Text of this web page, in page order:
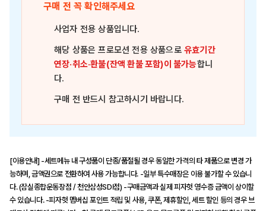
구매 전 꼭 확인해주세요
사업자 전용 상품입니다.
해당 상품은프로모션 전용 상품으로유효기간
연장·취소·환불(잔액 환불 포함)이 불가능합니
다.
구매 전 반드시 참고하시기 바랍니다.
[이용안내] -세트메뉴 내 구성품이 단종/품절될 경우 동일한 가격의 타 제품으로 변경 가
능하며, 금액권으로 전환하여 사용 가능합니다. -일부 특수매장은 이용 불가할 수 있습니
다. (잠실종합운동장점 / 천안삼성SDI점) -구매금액과 실제 피자헛 영수증 금액이 상이할
수 있습니다. -피자헛 멤버십 포인트 적립 및 사용, 쿠폰, 제휴할인, 세트 할인 등의 경우 브